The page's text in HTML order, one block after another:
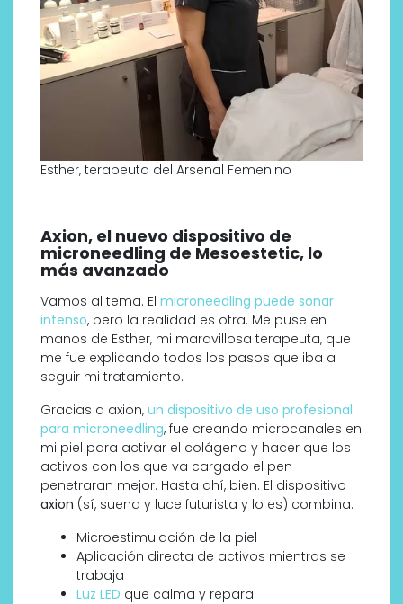
Esther, terapeuta del Arsenal Femenino
Axion, el nuevo dispositivo de
microneedling de Mesoestetic, lo
más avanzado
Vamos al tema. El microneedling puede sonar
intenso, pero la realidad es otra. Me puse en
manos de Esther, mi maravillosa terapeuta, que
me fue explicando todos los pasos que iba a
seguir mi tratamiento.
Gracias a axion, un dispositivo de uso profesional
para microneedling, fue creando microcanales en
mi piel para activar el colágeno y hacer que los
activos con los que va cargado el pen
penetraran mejor. Hasta ahí, bien. El dispositivo
axion (sí, suena y luce futurista y lo es) combina:
Microestimulación de la piel
Aplicación directa de activos mientras se
trabaja
Luz LED que calma y repara